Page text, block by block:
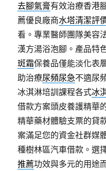
去腳氣膏有效治療香港
薦優良廠商水塔清潔評
看。專業醫師團隊美容
漢方湯浴泡腳。產品特
斑霜保養品僅能淡化表
助治療尿頻尿急不適尿
冰淇淋培訓課程各式冰
借款方案頭皮養護精華
精華藥材體驗支票的貸
案滿足您的資金社群媒
種樹林區汽車借款。選
推薦功效與多元的用途